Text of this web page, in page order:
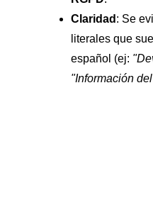
Claridad : Se
literales que
español (ej:
"Información